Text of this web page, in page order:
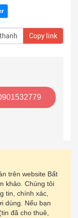
Copy link
trên website Bất
khảo. Chúng tôi
tin, chính xác,
dùng. Nếu bạn
đã cho thuê,